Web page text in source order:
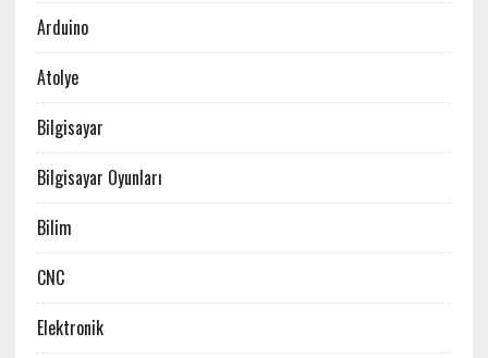
Arduino
Atolye
Bilgisayar
Bilgisayar Oyunları
Bilim
CNC
Elektronik